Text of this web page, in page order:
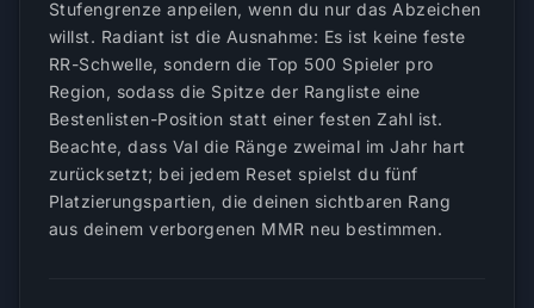
Stufengrenze anpeilen, wenn du nur das Abzeichen
willst. Radiant ist die Ausnahme: Es ist keine feste
RR-Schwelle, sondern die Top 500 Spieler pro
Region, sodass die Spitze der Rangliste eine
Bestenlisten-Position statt einer festen Zahl ist.
Beachte, dass Val die Ränge zweimal im Jahr hart
zurücksetzt; bei jedem Reset spielst du fünf
Platzierungspartien, die deinen sichtbaren Rang
aus deinem verborgenen MMR neu bestimmen.